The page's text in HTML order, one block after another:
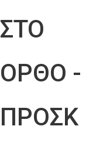
ΣΤΟ
ΟΡΘΟ -
ΠΡΟΣΚ